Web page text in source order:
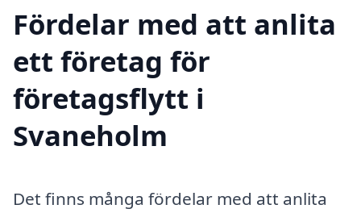
Fördelar med att anlita
ett företag för
företagsflytt i
Svaneholm
Det finns många fördelar med att anlita